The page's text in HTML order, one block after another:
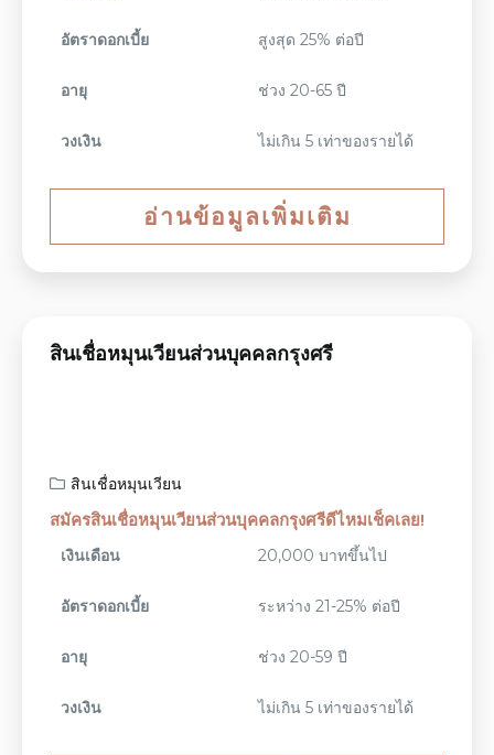
อัตราดอกเบี้ย สูงสุด 25% ต่อปี
อายุ ช่วง 20-65 ปี
วงเงิน ไม่เกิน 5 เท่าของรายได้
อ่านข้อมูลเพิ่มเติม
สินเชื่อหมุนเวียนส่วนบุคคลกรุงศรี
สินเชื่อหมุนเวียน
สมัครสินเชื่อหมุนเวียนส่วนบุคคลกรุงศรีดีไหมเช็คเลย!
เงินเดือน 20,000 บาทขึ้นไป
อัตราดอกเบี้ย ระหว่าง 21-25% ต่อปี
อายุ ช่วง 20-59 ปี
วงเงิน ไม่เกิน 5 เท่าของรายได้